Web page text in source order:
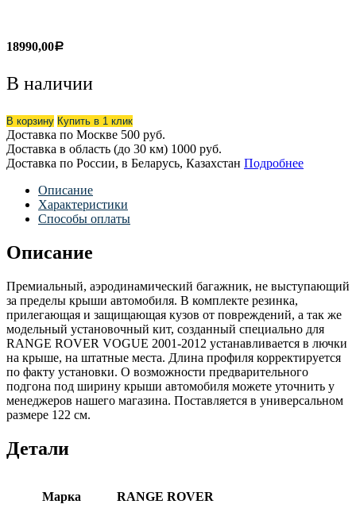
18990,00Р
В наличии
В корзину Купить в 1 клик
Доставка по Москве 500 руб.
Доставка в область (до 30 км) 1000 руб.
Доставка по России, в Беларусь, Казахстан Подробнее
Описание
Характеристики
Способы оплаты
Описание
Премиальный, аэродинамический багажник, не выступающий
за пределы крыши автомобиля. В комплекте резинка,
прилегающая и защищающая кузов от повреждений, а так же
модельный установочный кит, созданный специально для
RANGE ROVER VOGUE 2001-2012 устанавливается в лючки
на крыше, на штатные места. Длина профиля корректируется
по факту установки. О возможности предварительного
подгона под ширину крыши автомобиля можете уточнить у
менеджеров нашего магазина. Поставляется в универсальном
размере 122 см.
Детали
Марка RANGE ROVER